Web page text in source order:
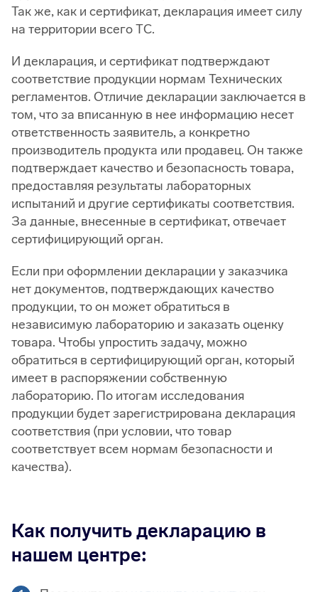
Так же, как и сертификат, декларация имеет силу
на территории всего ТС.
И декларация, и сертификат подтверждают
соответствие продукции нормам Технических
регламентов. Отличие декларации заключается в
том, что за вписанную в нее информацию несет
ответственность заявитель, а конкретно
производитель продукта или продавец. Он также
подтверждает качество и безопасность товара,
предоставляя результаты лабораторных
испытаний и другие сертификаты соответствия.
За данные, внесенные в сертификат, отвечает
сертифицирующий орган.
Если при оформлении декларации у заказчика
нет документов, подтверждающих качество
продукции, то он может обратиться в
независимую лабораторию и заказать оценку
товара. Чтобы упростить задачу, можно
обратиться в сертифицирующий орган, который
имеет в распоряжении собственную
лабораторию. По итогам исследования
продукции будет зарегистрирована декларация
соответствия (при условии, что товар
соответствует всем нормам безопасности и
качества).
Как получить декларацию в
нашем центре: